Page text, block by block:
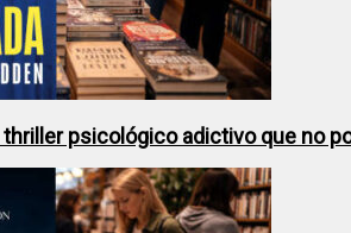
thriller psicológico adictivo que no